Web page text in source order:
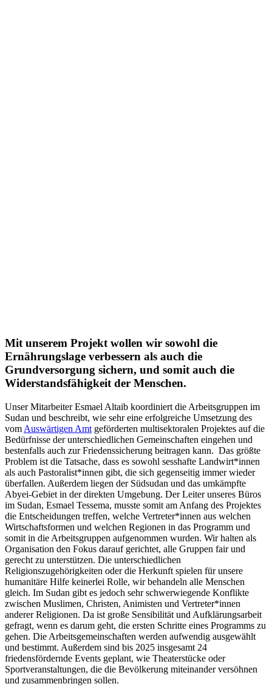
Mit unserem Projekt wollen wir sowohl die
Ernährungslage verbessern als auch die
Grundversorgung sichern, und somit auch die
Widerstandsfähigkeit der Menschen.
Unser Mitarbeiter Esmael Altaib koordiniert die Arbeitsgruppen im
Sudan und beschreibt, wie sehr eine erfolgreiche Umsetzung des
vom Auswärtigen Amt geförderten multisektoralen Projektes auf die
Bedürfnisse der unterschiedlichen Gemeinschaften eingehen und
bestenfalls auch zur Friedenssicherung beitragen kann. Das größte
Problem ist die Tatsache, dass es sowohl sesshafte Landwirt*innen
als auch Pastoralist*innen gibt, die sich gegenseitig immer wieder
überfallen. Außerdem liegen der Südsudan und das umkämpfte
Abyei-Gebiet in der direkten Umgebung. Der Leiter unseres Büros
im Sudan, Esmael Tessema, musste somit am Anfang des Projektes
die Entscheidungen treffen, welche Vertreter*innen aus welchen
Wirtschaftsformen und welchen Regionen in das Programm und
somit in die Arbeitsgruppen aufgenommen wurden. Wir halten als
Organisation den Fokus darauf gerichtet, alle Gruppen fair und
gerecht zu unterstützen. Die unterschiedlichen
Religionszugehörigkeiten oder die Herkunft spielen für unsere
humanitäre Hilfe keinerlei Rolle, wir behandeln alle Menschen
gleich. Im Sudan gibt es jedoch sehr schwerwiegende Konflikte
zwischen Muslimen, Christen, Animisten und Vertreter*innen
anderer Religionen. Da ist große Sensibilität und Aufklärungsarbeit
gefragt, wenn es darum geht, die ersten Schritte eines Programms zu
gehen. Die Arbeitsgemeinschaften werden aufwendig ausgewählt
und bestimmt. Außerdem sind bis 2025 insgesamt 24
friedensfördernde Events geplant, wie Theaterstücke oder
Sportveranstaltungen, die die Bevölkerung miteinander versöhnen
und zusammenbringen sollen.